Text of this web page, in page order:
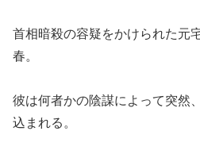
首相暗殺の容疑をかけられた元
春。
彼は何者かの陰謀によって突然
込まれる。